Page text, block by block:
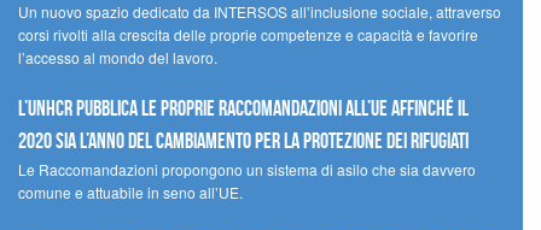
Un nuovo spazio dedicato da INTERSOS all’inclusione sociale, attraverso
corsi rivolti alla crescita delle proprie competenze e capacità e favorire
l’accesso al mondo del lavoro.
L’UNHCR pubblica le proprie raccomandazioni all’UE affinché il
2020 sia l’anno del cambiamento per la protezione dei rifugiati
Le Raccomandazioni propongono un sistema di asilo che sia davvero
comune e attuabile in seno all’UE.